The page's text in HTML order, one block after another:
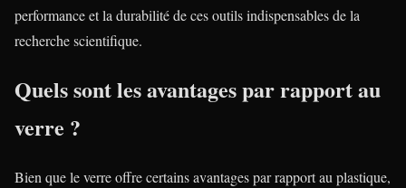
performance et la durabilité de ces outils indispensables de la
recherche scientifique.
Quels sont les avantages par rapport au
verre ?
Bien que le verre offre certains avantages par rapport au plastique,